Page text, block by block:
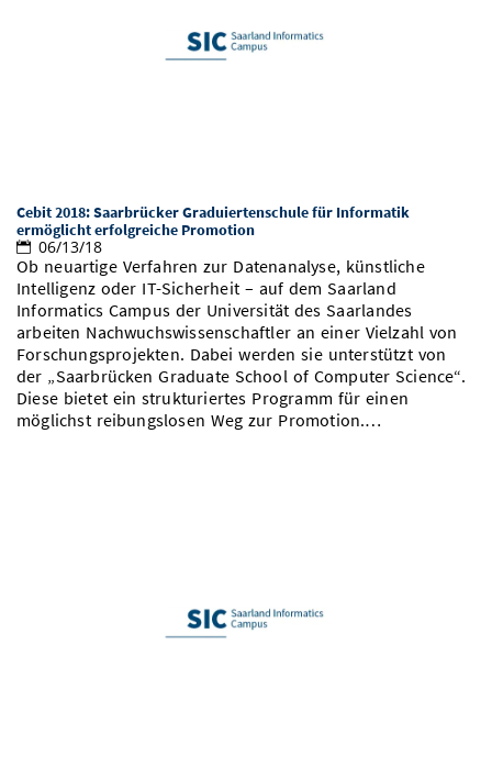
Cebit 2018: Saarbrücker Graduiertenschule für Informatik
ermöglicht erfolgreiche Promotion
06/13/18
Ob neuartige Verfahren zur Datenanalyse, künstliche
Intelligenz oder IT-Sicherheit – auf dem Saarland
Informatics Campus der Universität des Saarlandes
arbeiten Nachwuchswissenschaftler an einer Vielzahl von
Forschungsprojekten. Dabei werden sie unterstützt von
der „Saarbrücken Graduate School of Computer Science“.
Diese bietet ein strukturiertes Programm für einen
möglichst reibungslosen Weg zur Promotion.…